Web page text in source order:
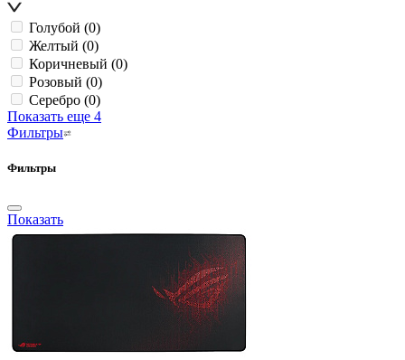
Голубой (0)
Желтый (0)
Коричневый (0)
Розовый (0)
Серебро (0)
Показать еще 4
Фильтры
Фильтры
Показать